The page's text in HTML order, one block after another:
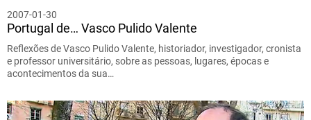
2007-01-30
Portugal de… Vasco Pulido Valente
Reflexões de Vasco Pulido Valente, historiador, investigador, cronista
e professor universitário, sobre as pessoas, lugares, épocas e
acontecimentos da sua…